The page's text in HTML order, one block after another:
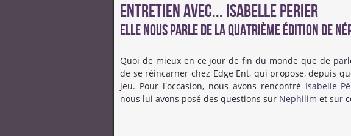
Entretien avec... Isabelle Perier
Elle nous parle de la quatrième édition de
Quoi de mieux en ce jour de fin du monde que de
de se réincarner chez Edge Ent, qui propose, depuis
jeu. Pour l'occasion, nous avons rencontré Isabelle
nous lui avons posé des questions sur Nephilim et sur